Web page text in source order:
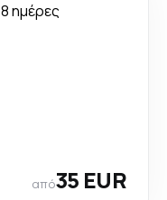
8 ημέρες
από35 EUR